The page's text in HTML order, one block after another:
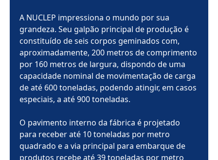
A NUCLEP impressiona o mundo por sua
grandeza. Seu galpão principal de produção é
constituído de seis corpos geminados com,
aproximadamente, 200 metros de comprimento
por 160 metros de largura, dispondo de uma
capacidade nominal de movimentação de carga
de até 600 toneladas, podendo atingir, em casos
especiais, a até 900 toneladas.
O pavimento interno da fábrica é projetado
para receber até 10 toneladas por metro
quadrado e a via principal para embarque de
produtos recebe até 39 toneladas por metro